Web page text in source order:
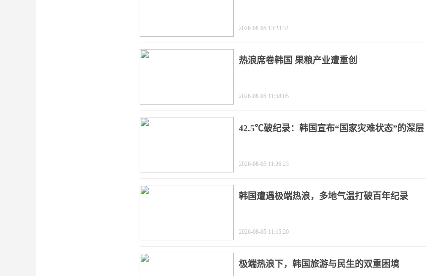
2026-08-05 13:23:34
热浪席卷韩国 果粮产业遭重创
2026-08-05 11:58:05
42.5℃破纪录：韩国宣布“国家灾难状态”的深层
2026-08-05 11:26:23
韩国遭遇极端热浪，多地气温打破百年纪录
2026-08-05 11:15:20
极端热浪下，韩国旅游与民生的双重困境